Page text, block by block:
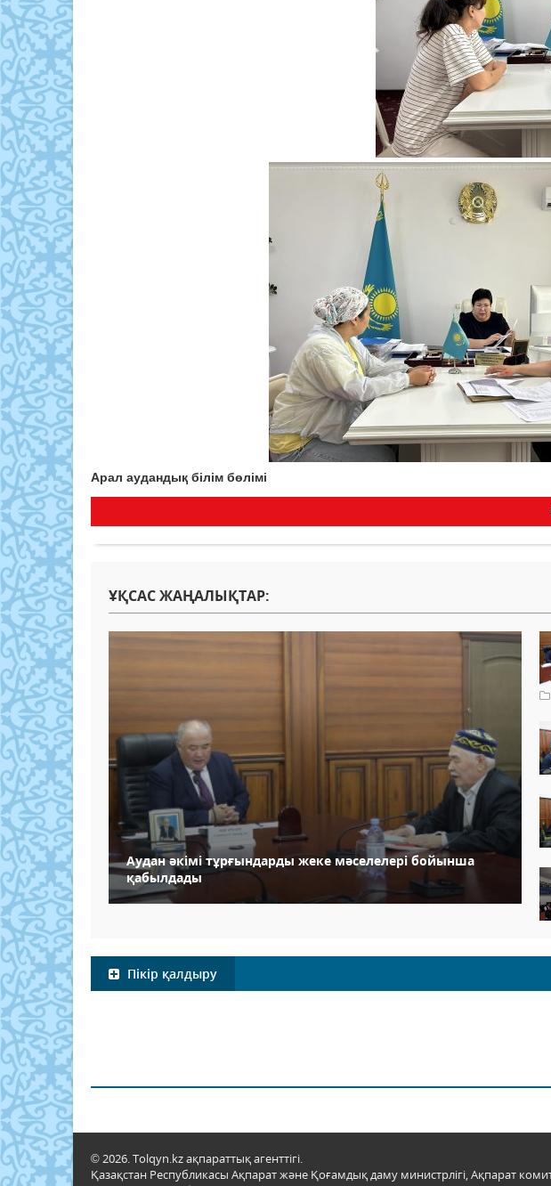
Арал аудандық білім бөлімі
ҰҚСАС ЖАҢАЛЫҚТАР:
Аудан әкімі тұрғындарды жеке мәселелері бойынша
қабылдады
Пікір қалдыру
© 2026. Tolqyn.kz ақпараттық агенттігі.
Қазақстан Республикасы Ақпарат және Қоғамдық даму министрлігі, Ақпарат